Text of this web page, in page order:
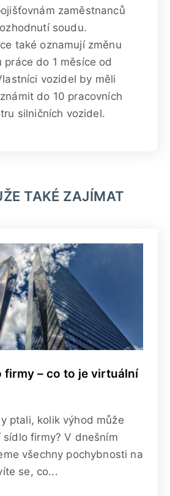
zaměstnanců
soudu.
také oznamují změnu
práce do 1 měsíce od
vozidel by měli
do 10 pracovních
silničních vozidel.
TAKÉ ZAJÍMAT
firmy – co to je virtuální
ptali, kolik výhod může
firmy? V dnešním
všechny pochybnosti na
se, co...